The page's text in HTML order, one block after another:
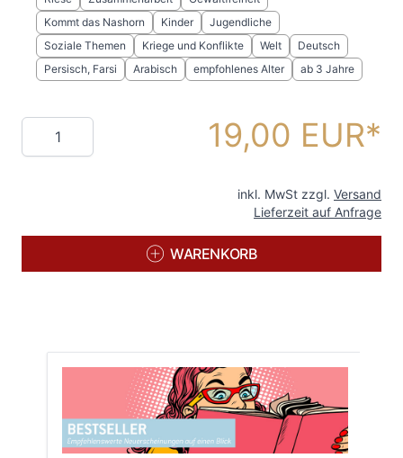
Kommt das Nashorn
Kinder
Jugendliche
Soziale Themen
Kriege und Konflikte Welt
Deutsch
Persisch, Farsi
Arabisch empfohlenes Alter ab 3 Jahre
Menge 19,00 EUR
inkl. MwSt zzgl. Versand
Lieferzeit auf Anfrage
WARENKORB